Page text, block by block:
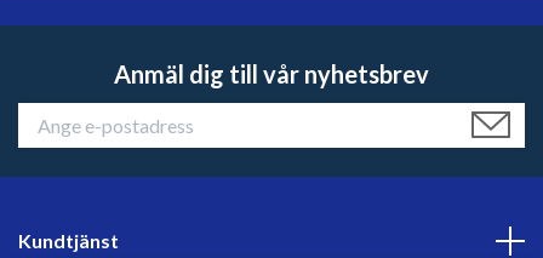
Anmäl dig till vår nyhetsbrev
Kundtjänst